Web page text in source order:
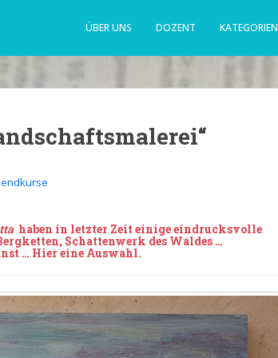
ÜBER UNS DOZENT KATEGORIEN
haben in letzter Zeit einige eindrucksvolle
Schattenwerk des Waldes …
… Hier eine Auswahl.